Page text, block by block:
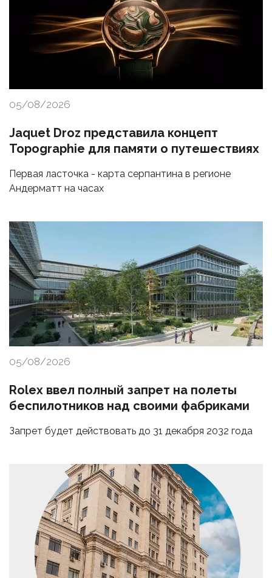
05/08/2026
Jaquet Droz представила концепт
Topographie для памяти о путешествиях
Первая ласточка - карта серпантина в регионе
Андерматт на часах
05/08/2026
Rolex ввел полный запрет на полеты
беспилотников над своими фабриками
Запрет будет действовать до 31 декабря 2032 года